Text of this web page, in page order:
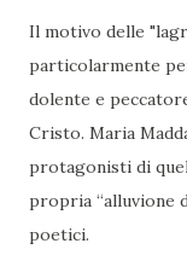
Il motivo delle
particolarmente
dolente e
Cristo. Maria
protagonisti di
propria “alluvione
poetici.